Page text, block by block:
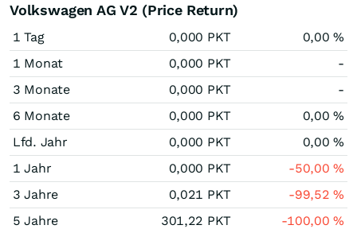
Volkswagen AG V2 (Price Return)
1 Tag 0,000 PKT 0,00%
1 Monat
0,000 PKT
-
3 Monate
0,000 PKT
-
6 Monate
0,000 PKT 0,00%
Lfd. Jahr
0,000 PKT 0,00%
1 Jahr
0,000 PKT -50,00%
3 Jahre
0,021 PKT -99,52%
5 Jahre
301,22 PKT -100,00%